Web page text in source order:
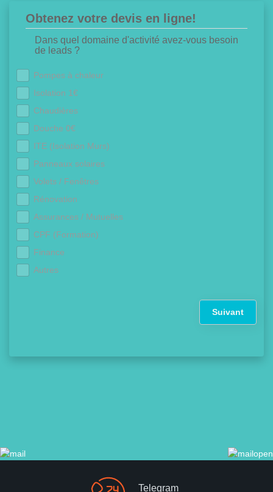
Obtenez votre devis en ligne!
Dans quel domaine d'activité avez-vous besoin
de leads ?
Pompes à chaleur
Isolation 1€
Chaudières
Douche 0€
ITE (Isolation Murs)
Panneaux solaires
Volets / Fenêtres
Rénovation
Assurances / Mutuelles
CPF (Formation)
Finance
Autres
Suivant
Telegram